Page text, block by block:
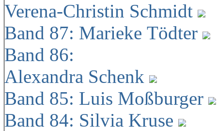
Verena-Christin Schmidt
Band 87: Marieke Tödter
Band 86:
Alexandra Schenk
Band 85: Luis Moßburger
Band 84: Silvia Kruse